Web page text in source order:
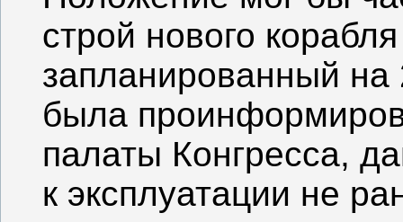
строй нового
запланированный на
была
палаты Конгресса,
к эксплуатации не